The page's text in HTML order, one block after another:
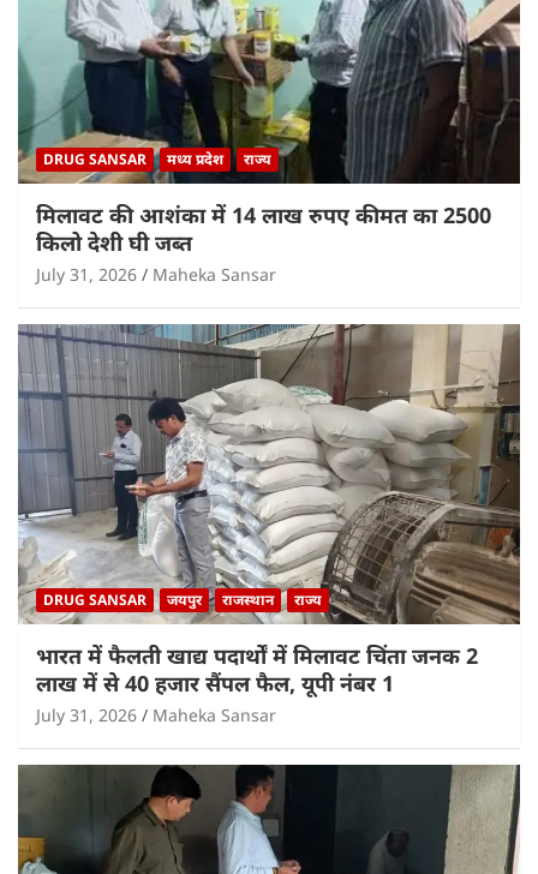
DRUG SANSAR मध्य प्रदेश राज्य
मिलावट की आशंका में 14 लाख रुपए कीमत का 2500
किलो देशी घी जब्त
July 31, 2026 Maheka Sansar
DRUG SANSAR जयपुर राजस्थान राज्य
भारत में फैलती खाद्य पदार्थों में मिलावट चिंता जनक 2
लाख में से 40 हजार सैंपल फैल, यूपी नंबर 1
July 31, 2026 Maheka Sansar